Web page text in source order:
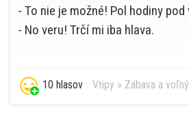
- To nie je možné! Pol hodiny pod
- No veru! Trčí mi iba hlava.
10 hlasov Vtipy » Zábava a